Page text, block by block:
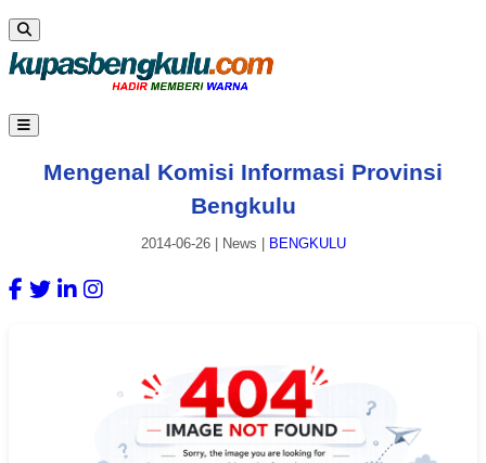
Mengenal Komisi Informasi Provinsi
Bengkulu
2014-06-26| News BENGKULU